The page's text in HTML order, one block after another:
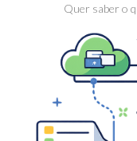
Quer saber o